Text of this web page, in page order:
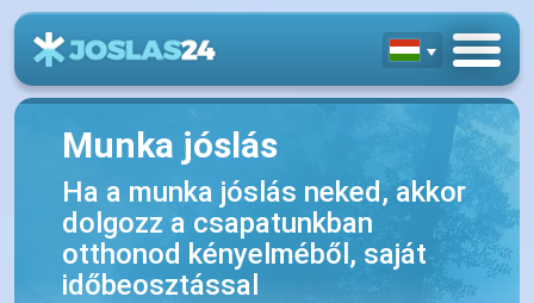
Munka jóslás
Ha a munka jóslás neked, akkor
dolgozz a csapatunkban
otthonod kényelméből, saját
időbeosztással